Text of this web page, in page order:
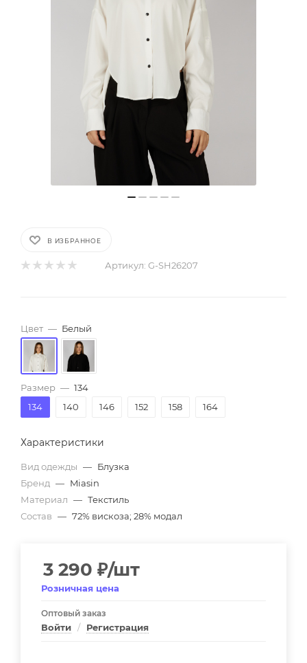
В ИЗБРАННОЕ
Артикул: G-SH26207
Цвет — Белый
Размер — 134
134
140 146 152 158 164
Характеристики
Вид одежды — Блузка
Бренд — Miasin
Материал — Текстиль
Состав — 72% вискоза; 28% модал
3 290 ₽/шт
Розничная цена
Оптовый заказ
Войти / Регистрация